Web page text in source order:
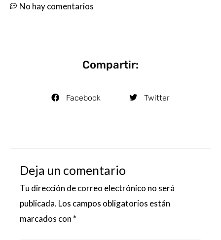
No hay comentarios
Compartir:
Facebook Twitter
Deja un comentario
Tu dirección de correo electrónico no será
publicada. Los campos obligatorios están
marcados con *